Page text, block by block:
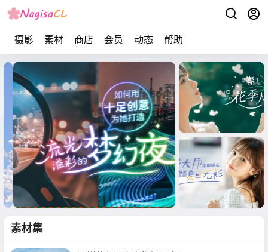
摄影 素材 商店 会员 动态 帮助
素材集